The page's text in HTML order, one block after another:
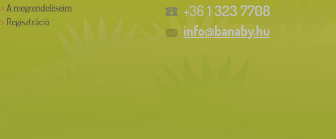
A megrendeléseim
Regisztráció
+361 323 7708
info@banaby.hu